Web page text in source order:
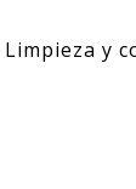
Limpieza y